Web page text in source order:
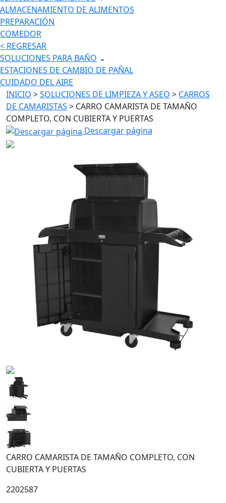
ALMACENAMIENTO DE ALIMENTOS
PREPARACIÓN
COMEDOR
< REGRESAR
SOLUCIONES PARA BAÑO ⌄
ESTACIONES DE CAMBIO DE PAÑAL
CUIDADO DEL AIRE
INICIO >SOLUCIONES DE LIMPIEZA Y ASEO > CARROS
DE CAMARISTAS > CARRO CAMARISTA DE TAMAÑO
COMPLETO, CON CUBIERTA Y PUERTAS
Descargar página
CARRO CAMARISTA DE TAMAÑO COMPLETO, CON
CUBIERTA Y PUERTAS
2202587